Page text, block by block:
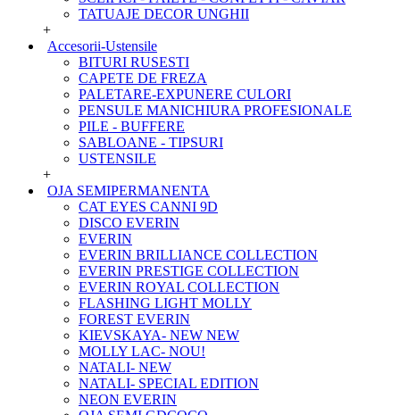
TATUAJE DECOR UNGHII
+
Accesorii-Ustensile
BITURI RUSESTI
CAPETE DE FREZA
PALETARE-EXPUNERE CULORI
PENSULE MANICHIURA PROFESIONALE
PILE - BUFFERE
SABLOANE - TIPSURI
USTENSILE
+
OJA SEMIPERMANENTA
CAT EYES CANNI 9D
DISCO EVERIN
EVERIN
EVERIN BRILLIANCE COLLECTION
EVERIN PRESTIGE COLLECTION
EVERIN ROYAL COLLECTION
FLASHING LIGHT MOLLY
FOREST EVERIN
KIEVSKAYA- NEW NEW
MOLLY LAC- NOU!
NATALI- NEW
NATALI- SPECIAL EDITION
NEON EVERIN